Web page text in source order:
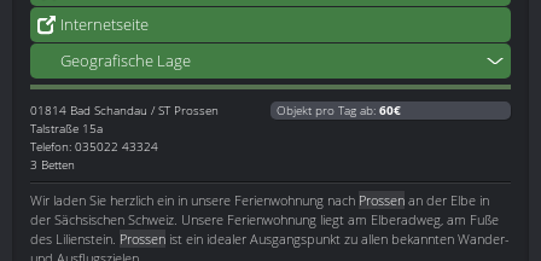
Internetseite
Geografische Lage
01814 Bad Schandau / ST Prossen
Talstraße 15a
Telefon: 035022 43324
3 Betten
Objekt pro Tag ab: 60€
Wir laden Sie herzlich ein in unsere Ferienwohnung nach Prossen an der Elbe in
der Sächsischen Schweiz. Unsere Ferienwohnung liegt am Elberadweg, am Fuße
des Lilienstein. Prossen ist ein idealer Ausgangspunkt zu allen bekannten Wander-